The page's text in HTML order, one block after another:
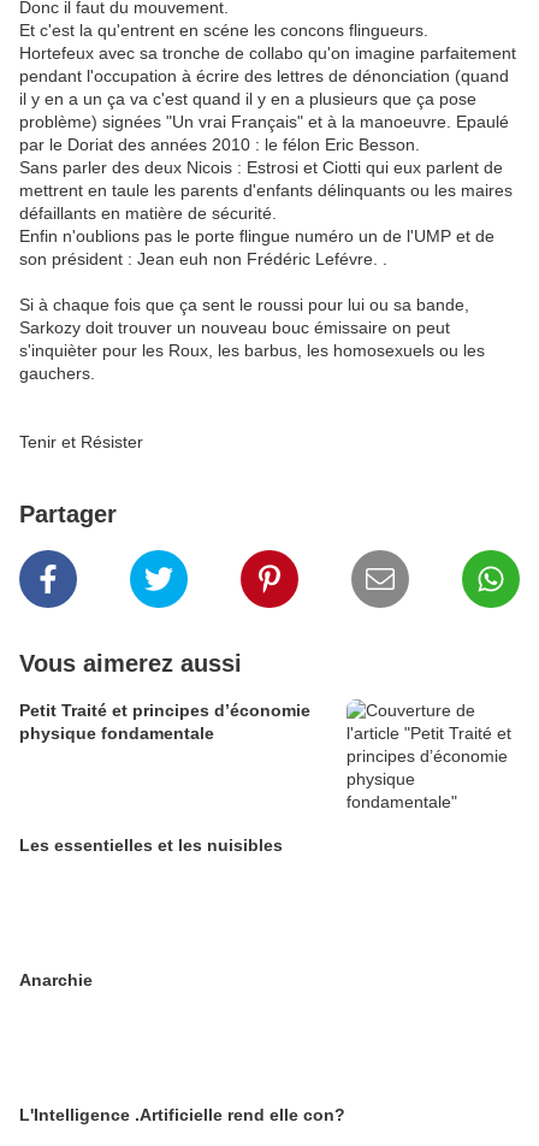
Donc il faut du mouvement.
Et c'est la qu'entrent en scéne les concons flingueurs.
Hortefeux avec sa tronche de collabo qu'on imagine parfaitement
pendant l'occupation à écrire des lettres de dénonciation (quand
il y en a un ça va c'est quand il y en a plusieurs que ça pose
problème) signées "Un vrai Français" et à la manoeuvre. Epaulé
par le Doriat des années 2010 : le félon Eric Besson.
Sans parler des deux Nicois : Estrosi et Ciotti qui eux parlent de
mettrent en taule les parents d'enfants délinquants ou les maires
défaillants en matière de sécurité.
Enfin n'oublions pas le porte flingue numéro un de l'UMP et de
son président : Jean euh non Frédéric Lefévre. .
Si à chaque fois que ça sent le roussi pour lui ou sa bande,
Sarkozy doit trouver un nouveau bouc émissaire on peut
s'inquièter pour les Roux, les barbus, les homosexuels ou les
gauchers.
Tenir et Résister
Partager
Vous aimerez aussi
Petit Traité et principes d’économie
physique fondamentale
Les essentielles et les nuisibles
Anarchie
L'Intelligence .Artificielle rend elle con?